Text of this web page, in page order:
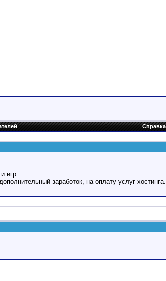
Справка
игр.
заработок, на оплату услуг хостинга.